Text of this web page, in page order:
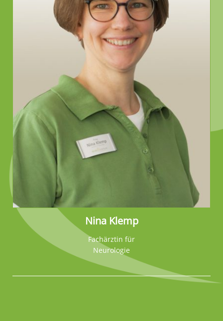
Nina Klemp
Fachärztin für
Neurologie